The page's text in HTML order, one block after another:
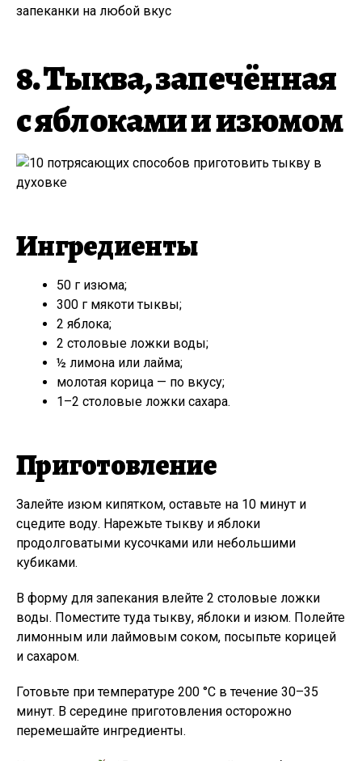
запеканки на любой вкус
8. Тыква, запечённая
с яблоками и изюмом
Ингредиенты
50 г изюма;
300 г мякоти тыквы;
2 яблока;
2 столовые ложки воды;
½ лимона или лайма;
молотая корица — по вкусу;
1–2 столовые ложки сахара.
Приготовление
Залейте изюм кипятком, оставьте на 10 минут и
сцедите воду. Нарежьте тыкву и яблоки
продолговатыми кусочками или небольшими
кубиками.
В форму для запекания влейте 2 столовые ложки
воды. Поместите туда тыкву, яблоки и изюм. Полейте
лимонным или лаймовым соком, посыпьте корицей
и сахаром.
Готовьте при температуре 200 °C в течение 30–35
минут. В середине приготовления осторожно
перемешайте ингредиенты.